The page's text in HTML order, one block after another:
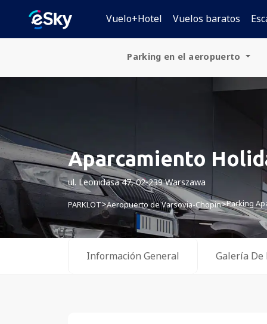
Vuelo+Hotel Vuelos baratos
Parking en el aeropuerto
República Checa
Eslovaquia
Croacia
Hungría
Aparcamiento
ul. Leonidasa 47, 02-239 Warszawa
PARKLOT>Aeropuerto de Varsovia-Chopin>Parking
Información General Galería De